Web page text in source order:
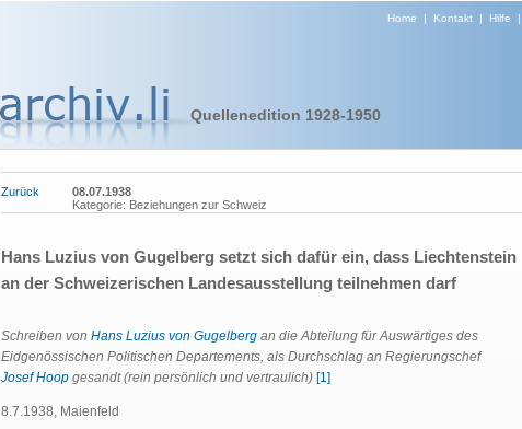
Home | Kontakt| Hilfe |
Quellenedition 1928-1950
Zurück
08.07.1938
Kategorie: Beziehungen zur Schweiz
Hans Luzius von Gugelberg setzt sich dafür ein, dass Liechtenstein
an der Schweizerischen Landesausstellung teilnehmen darf
Schreiben von Hans Luzius von Gugelberg an die Abteilung für Auswärtiges des
Eidgenössischen Politischen Departements, als Durchschlag an Regierungschef
Josef Hoop gesandt (rein persönlich und vertraulich) [1]
8.7.1938, Maienfeld